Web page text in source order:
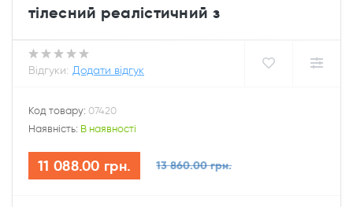
тілесний реалістичний з
Відгуки: Додати відгук
Код товару: 07420
Наявність: В наявності
11 088.00 грн. 13 860.00 грн.